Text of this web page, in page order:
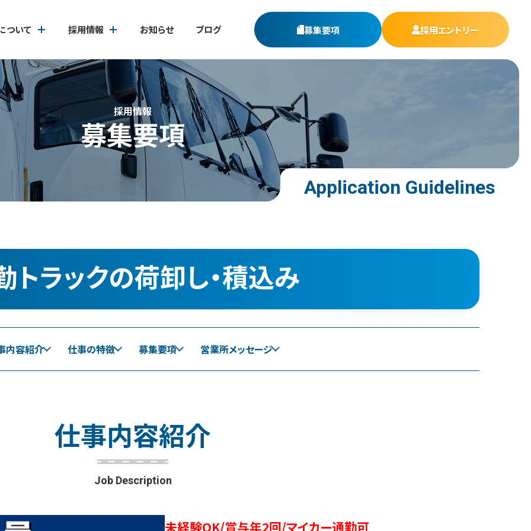
ついて 採用情報 お知らせ ブログ 募集要項 採用エントリー
募集要項
採用情報
Application Guidelines
トラックの荷卸し・積込み
内容紹介 仕事の特徴 募集要項 営業所メッセージ
仕事内容紹介
Job Description
未経験OK/賞与年2回/マイカー通勤可